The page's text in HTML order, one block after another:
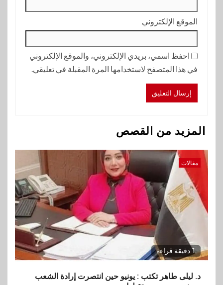
الموقع الإلكتروني
احفظ اسمي، بريدي الإلكتروني، والموقع الإلكتروني
في هذا المتصفح لاستخدامها المرة المقبلة في تعليقي.
المزيد من القصص
مقالات
1 دقيقة قراءة
د. ليلى طاهر تكتب : يونيو حين انتصرت إرادة الشعب